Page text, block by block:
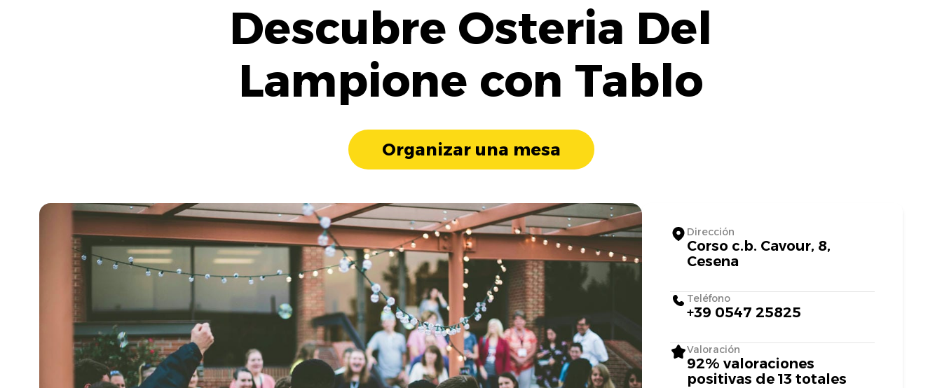
Descubre Osteria Del
Lampione con Tablo
Organizar una mesa
Dirección
Corso c.b. Cavour, 8,
Cesena
Teléfono
+39 0547 25825
Valoración
92% valoraciones
positivas de 13 totales